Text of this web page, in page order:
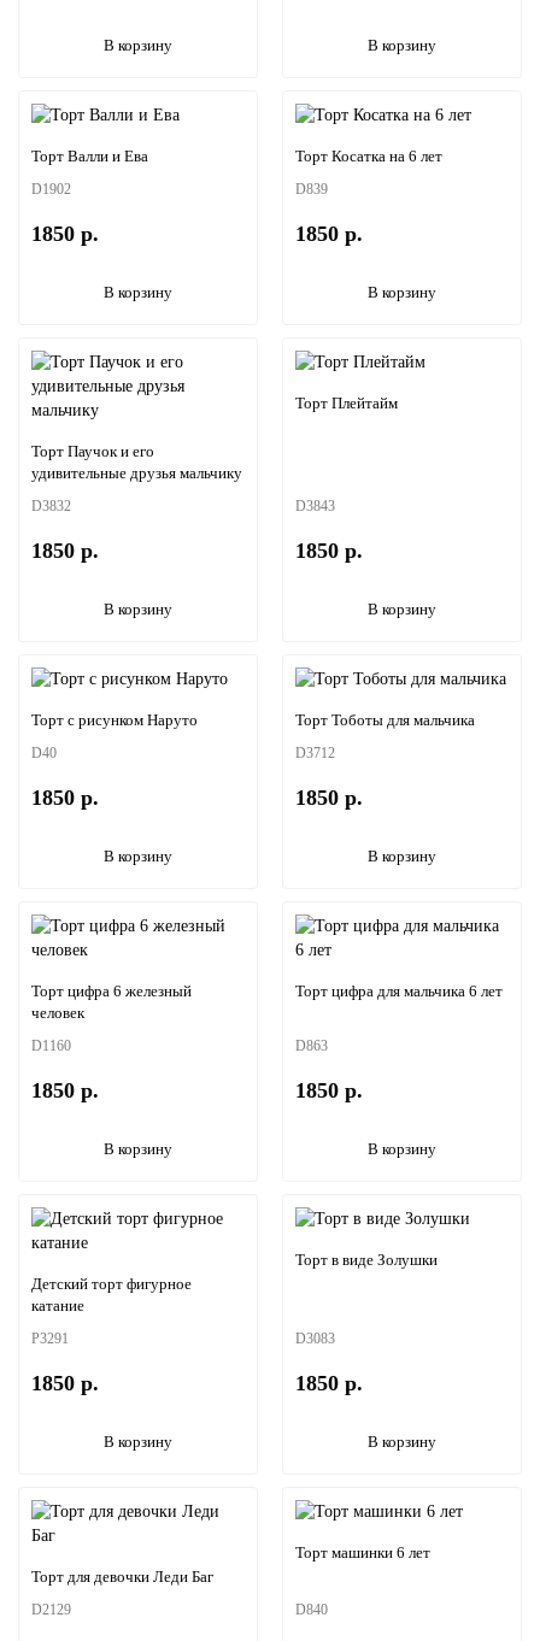
В корзину В корзину
Торт Валли и Ева
D1902
1850 р.
В корзину
Торт Косатка на 6 лет
D839
1850 р.
В корзину
Торт Паучок и его
удивительные друзья мальчику
D3832
1850 р.
В корзину
Торт Плейтайм
D3843
1850 р.
В корзину
Торт с рисунком Наруто
D40
1850 р.
В корзину
Торт Тоботы для мальчика
D3712
1850 р.
В корзину
Торт цифра 6 железный
человек
D1160
1850 р.
В корзину
Торт цифра для мальчика 6 лет
D863
1850 р.
В корзину
Детский торт фигурное
катание
P3291
1850 р.
В корзину
Торт в виде Золушки
D3083
1850 р.
В корзину
Торт для девочки Леди Баг
D2129
Торт машинки 6 лет
D840